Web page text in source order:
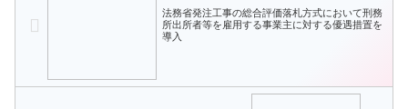
法務省発注工事の総合評価落札方式において刑務
所出所者等を雇用する事業主に対する優遇措置を
導入